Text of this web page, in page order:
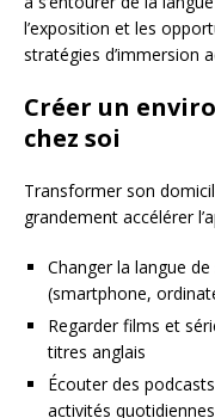
l’exposition et les
stratégies d’immersion
Créer un
chez soi
Transformer son
grandement accélérer
Changer la langue
(smartphone,
Regarder films et
titres anglais
Écouter des
activités quotidiennes